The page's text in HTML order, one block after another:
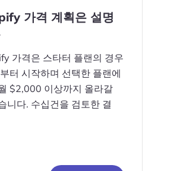
Shopify 판매처
래 비즈니스 코스
가격 계획은 설명
가격은 스타터 플랜의 경우
터 시작하며 선택한 플랜에
$2,000 이상까지 올라갈
니다. 수십건을 검토한 결